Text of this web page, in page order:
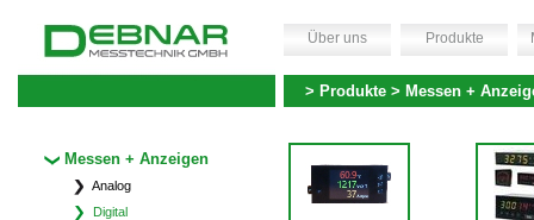
> Produkte > Messen +
Über uns Produkte
Messen + Anzeigen
Analog
Digital